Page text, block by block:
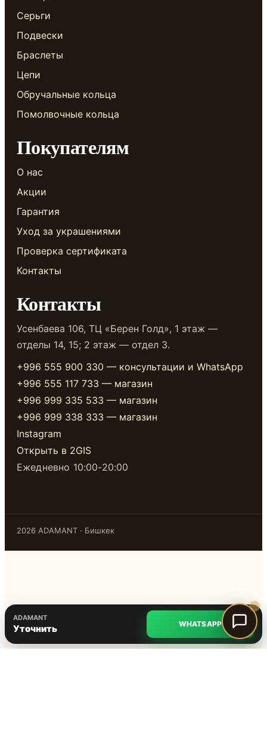
Серьги
Подвески
Браслеты
Цепи
Обручальные кольца
Помолвочные кольца
Покупателям
О нас
Акции
Гарантия
Уход за украшениями
Проверка сертификата
Контакты
Контакты
Усенбаева 106, ТЦ «Берен Голд», 1 этаж —
отделы 14, 15; 2 этаж — отдел 3.
+996 555 900 330 — консультации и WhatsApp
+996 555 117 733 — магазин
+996 999 335 533 — магазин
+996 999 338 333 — магазин
Instagram
Открыть в 2GIS
Ежедневно 10:00-20:00
2026 ADAMANT · Бишкек
ADAMANT
Уточнить WHATSAPP